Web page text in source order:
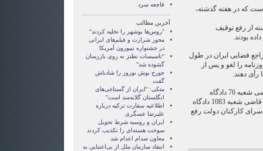
که در هفته گذشته،
از رفع توقیف
بودند.
قضایی ایران در طول
را لغو و پس از
رأی دهند.
روزنامه شرق بر اساس حكم قاضی شعبه 76 دادگاه
كيفری، روزنامه هم میهن با حکم قاضی شعبه 1083 دادگاه
کارکنان دولت رفع
فاجعه سرد
آخرین مطالب
"روس‌ها بوشهر را تخلیه کردند"
محور شرارت و فیلم‌های ایرانی
در جشنواره تیبورون آمریکا
"تاسیسات نطنز به روی بازرسان
گشوده شد"
جورج بوش نوروز را شادباش
گفت
متکی: "ایران از گستاخی‌های
انگلستان گلایه‌مند است"
اطلاعیه سفارت ترکیه درباره
علیرضا عسگری
ایران و روسیه شرط تحویل
سوخت هسته‌ای را تکذیب کردند
معاون صدام اعدام شد
انتقاد سازمان ملل از بی‌اعتنایی به